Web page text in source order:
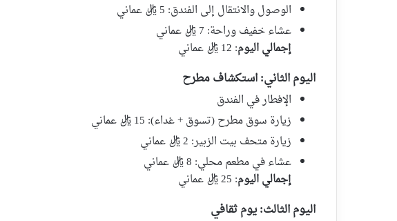
الوصول والانتقال إلى الفندق: 5 ريال عماني
عشاء خفيف وراحة: 7 ريال عماني
إجمالي اليوم: 12 ريال عماني
اليوم الثاني: استكشاف مطرح
الإفطار في الفندق
زيارة سوق مطرح (تسوق + غداء): 15 ريال عماني
زيارة متحف بيت الزبير: 2 ريال عماني
عشاء في مطعم محلي: 8 ريال عماني
إجمالي اليوم: 25 ريال عماني
اليوم الثالث: يوم ثقافي